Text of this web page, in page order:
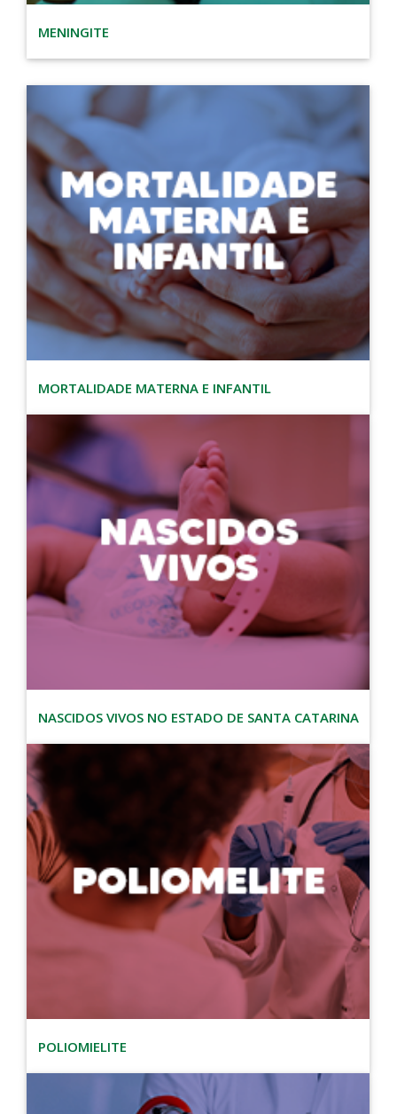
MENINGITE
MORTALIDADE MATERNA E INFANTIL
NASCIDOS VIVOS NO ESTADO DE SANTA CATARINA
POLIOMIELITE